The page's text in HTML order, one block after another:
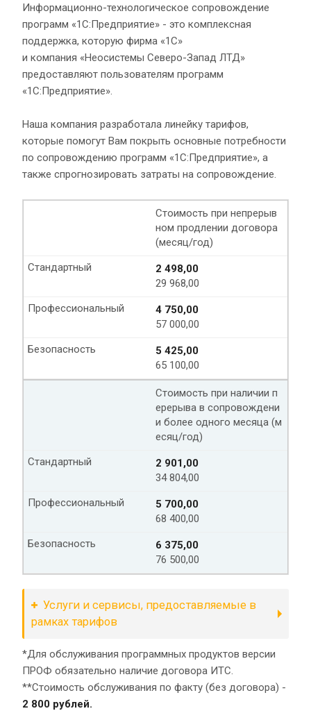
Информационно-технологическое сопровождение
программ «1С:Предприятие» - это комплексная
поддержка, которую фирма «1С»
и компания «Неосистемы Северо-Запад ЛТД»
предоставляют пользователям программ
«1С:Предприятие».
Наша компания разработала линейку тарифов,
которые помогут Вам покрыть основные потребности
по сопровождению программ «1С:Предприятие», а
также спрогнозировать затраты на сопровождение.
Стоимость при непрерыв
ном продлении договора
(месяц/год)
2 498,00
29 968,00
Стандартный
4 750,00
57 000,00
Профессиональный
5 425,00
65 100,00
Безопасность
Стоимость при наличии п
ерерыва в сопровождени
и более одного месяца (м
есяц/год)
2 901,00
34 804,00
Стандартный
5 700,00
68 400,00
Профессиональный
6 375,00
76 500,00
Безопасность
Услуги и сервисы, предоставляемые в
рамках тарифов
*Для обслуживания программных продуктов версии
ПРОФ обязательно наличие договора ИТС.
**Стоимость обслуживания по факту (без договора) -
2 800 рублей.